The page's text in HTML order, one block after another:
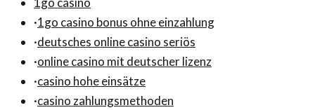
·1go casino bonus ohne einzahlung
·deutsches online casino seriös
·online casino mit deutscher lizenz
·casino hohe einsätze
·casino zahlungsmethoden